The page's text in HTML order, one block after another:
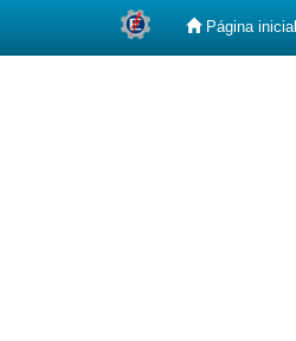
Página inicial